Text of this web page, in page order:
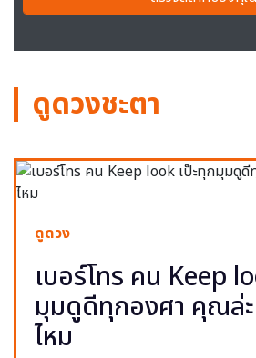
ดูดวงชะตา
ดูดวง
เบอร์โทร คน Keep
มุมดูดีทุกองศา คุณล่
ไหม